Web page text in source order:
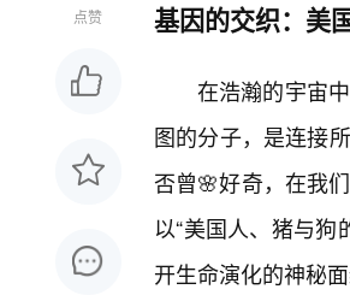
点赞 基因的交织：美
在浩瀚的宇宙
图的分子，是连接
否曾🌸好奇，在我
以“美国人、猪与
开生命演化的神秘